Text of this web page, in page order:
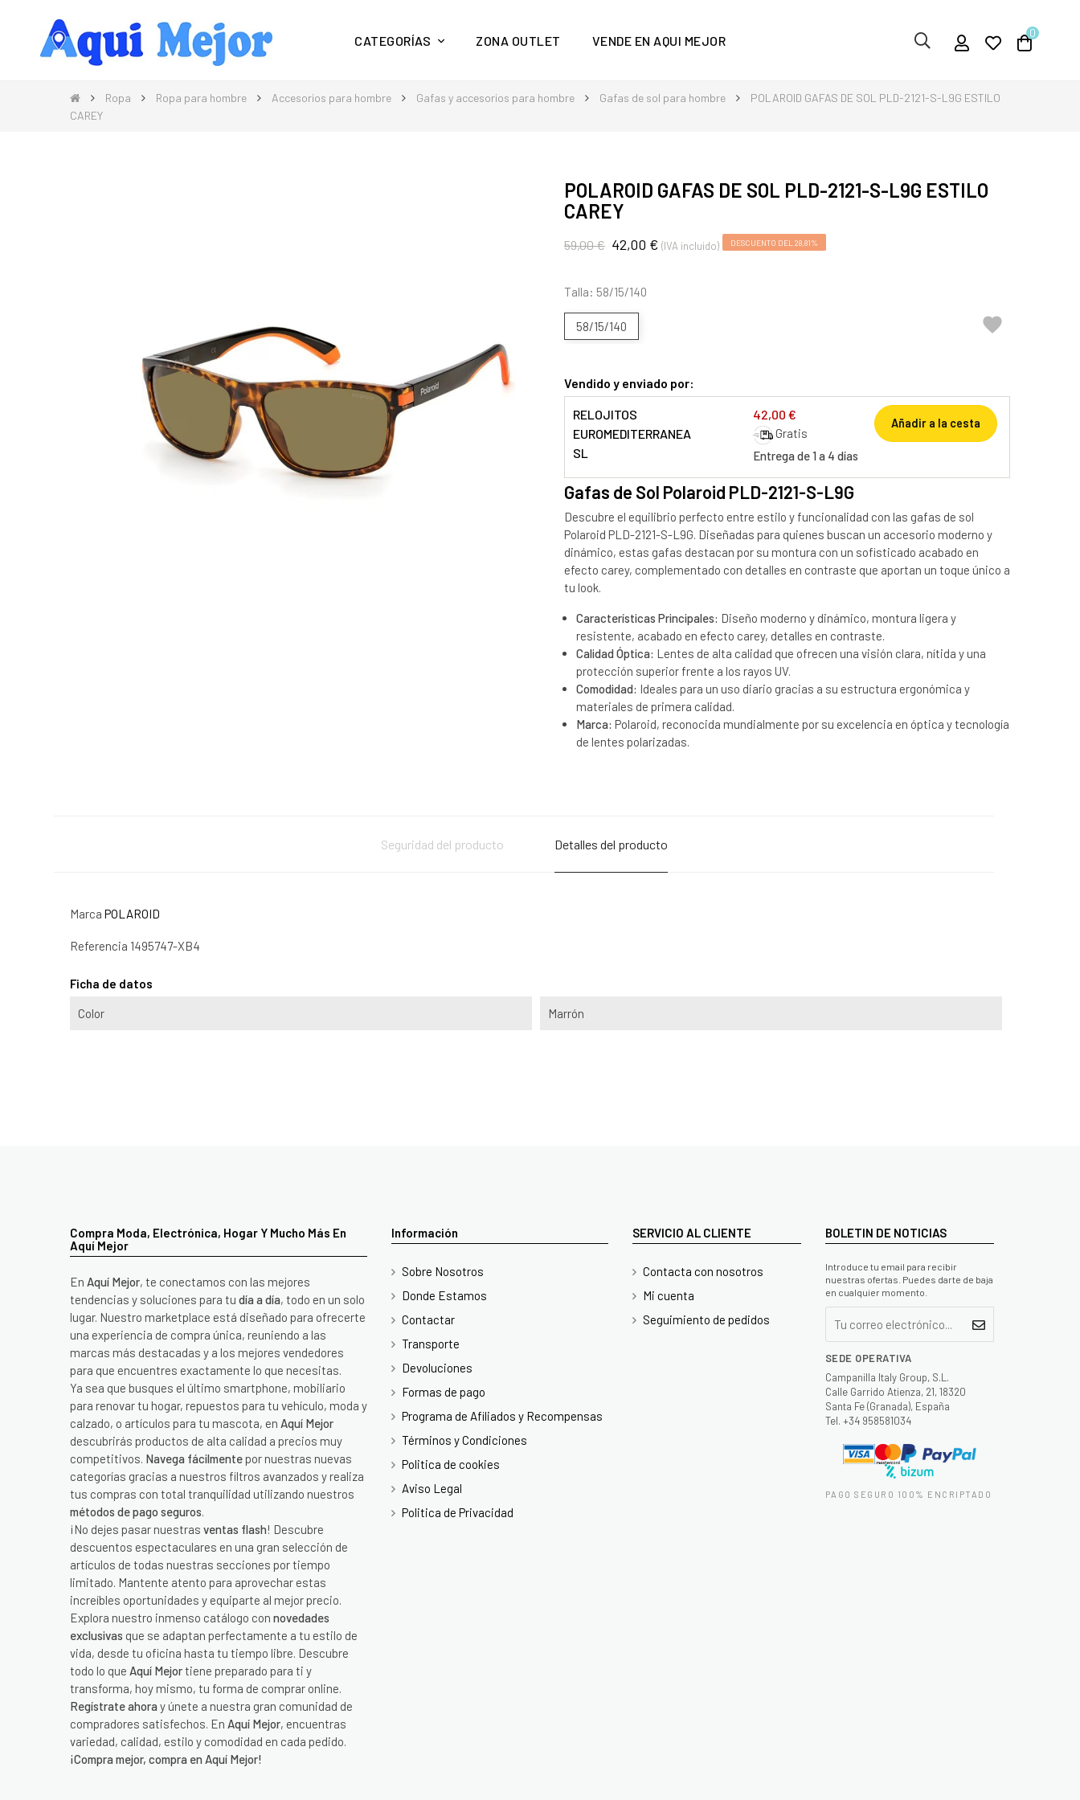
Compra Moda, Electrónica, Hogar y mucho más en Aquí Mejor
CATEGORÍAS ZONA OUTLET VENDE EN AQUI MEJOR 0
Ropa Ropa para hombre Accesorios para hombre Gafas y accesorios para hombre Gafas de sol para hombre
POLAROID GAFAS DE SOL PLD-2121-S-L9G ESTILO
CAREY
POLAROID GAFAS DE SOL PLD-2121-S-L9G ESTILO
CAREY
59,00 € 42,00 € (IVA incluido) DESCUENTO DEL 28,81%
Talla: 58/15/140
58/15/140 
Vendido y enviado por:
RELOJITOS
EUROMEDITERRANEA
SL
42,00 €
Gratis
Entrega de 1 a 4 días
Añadir a la cesta
Gafas de Sol Polaroid PLD-2121-S-L9G
Descubre el equilibrio perfecto entre estilo y funcionalidad con las gafas de sol
Polaroid PLD-2121-S-L9G. Diseñadas para quienes buscan un accesorio moderno y
dinámico, estas gafas destacan por su montura con un sofisticado acabado en
efecto carey, complementado con detalles en contraste que aportan un toque único a
tu look.
Características Principales: Diseño moderno y dinámico, montura ligera y
resistente, acabado en efecto carey, detalles en contraste.
Calidad Óptica: Lentes de alta calidad que ofrecen una visión clara, nítida y una
protección superior frente a los rayos UV.
Comodidad: Ideales para un uso diario gracias a su estructura ergonómica y
materiales de primera calidad.
Marca: Polaroid, reconocida mundialmente por su excelencia en óptica y tecnología
de lentes polarizadas.
Seguridad del producto Detalles del producto
Marca POLAROID
Referencia 1495747-XB4
Ficha de datos
Color Marrón
Compra Moda, Electrónica, Hogar Y Mucho Más En
Aquí Mejor
En Aquí Mejor, te conectamos con las mejores
tendencias y soluciones para tu día a día, todo en un solo
lugar. Nuestro marketplace está diseñado para ofrecerte
una experiencia de compra única, reuniendo a las
marcas más destacadas y a los mejores vendedores
para que encuentres exactamente lo que necesitas.
Ya sea que busques el último smartphone, mobiliario
para renovar tu hogar, repuestos para tu vehículo, moda y
calzado, o artículos para tu mascota, en Aquí Mejor
descubrirás productos de alta calidad a precios muy
competitivos. Navega fácilmente por nuestras nuevas
categorías gracias a nuestros filtros avanzados y realiza
tus compras con total tranquilidad utilizando nuestros
métodos de pago seguros.
¡No dejes pasar nuestras ventas flash! Descubre
descuentos espectaculares en una gran selección de
artículos de todas nuestras secciones por tiempo
limitado. Mantente atento para aprovechar estas
increíbles oportunidades y equiparte al mejor precio.
Explora nuestro inmenso catálogo con novedades
exclusivas que se adaptan perfectamente a tu estilo de
vida, desde tu oficina hasta tu tiempo libre. Descubre
todo lo que Aquí Mejortiene preparado para ti y
transforma, hoy mismo, tu forma de comprar online.
Regístrate ahora y únete a nuestra gran comunidad de
compradores satisfechos. En Aquí Mejor, encuentras
variedad, calidad, estilo y comodidad en cada pedido.
¡Compra mejor, compra en Aquí Mejor!
Información
Sobre Nosotros
Donde Estamos
Contactar
Transporte
Devoluciones
Formas de pago
Programa de Afiliados y Recompensas
Términos y Condiciones
Politica de cookies
Aviso Legal
Politica de Privacidad
SERVICIO AL CLIENTE
Contacta con nosotros
Mi cuenta
Seguimiento de pedidos
BOLETIN DE NOTICIAS
Introduce tu email para recibir
nuestras ofertas. Puedes darte de baja
en cualquier momento.
SEDE OPERATIVA
Campanilla Italy Group, S.L.
Calle Garrido Atienza, 21, 18320
Santa Fe (Granada), España
Tel. +34 958581034
PAGO SEGURO 100% ENCRIPTADO